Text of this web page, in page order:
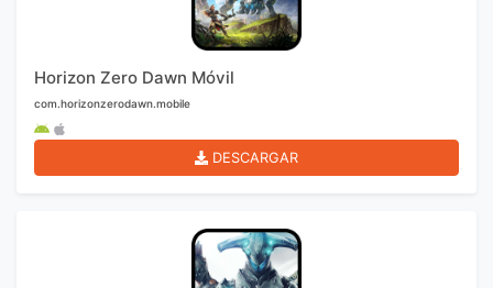
Horizon Zero Dawn Móvil
com.horizonzerodawn.mobile
DESCARGAR